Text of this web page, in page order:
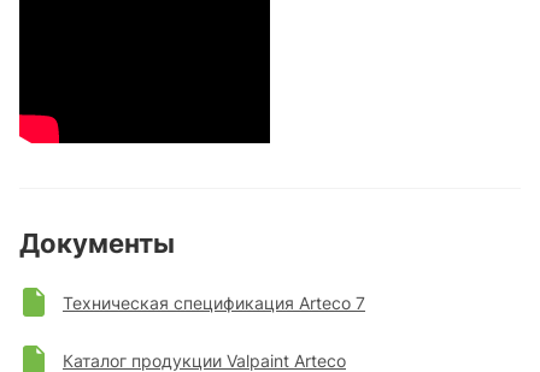
Документы
Техническая спецификация Arteco 7
Каталог продукции Valpaint Arteco